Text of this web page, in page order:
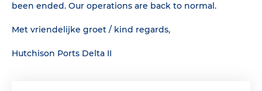
been ended. Our operations are back to normal.
Met vriendelijke groet / kind regards,
Hutchison Ports Delta II